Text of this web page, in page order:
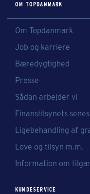
OM TOPDANMARK
Om Topdanmark
Job og karriere
Bæredygtighed
Presse
Sådan arbejder vi
Finanstilsynets
Ligebehandling af
Love og tilsyn m.m.
Information om
KUNDESERVICE